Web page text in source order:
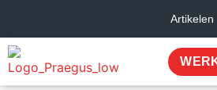
Artikelen